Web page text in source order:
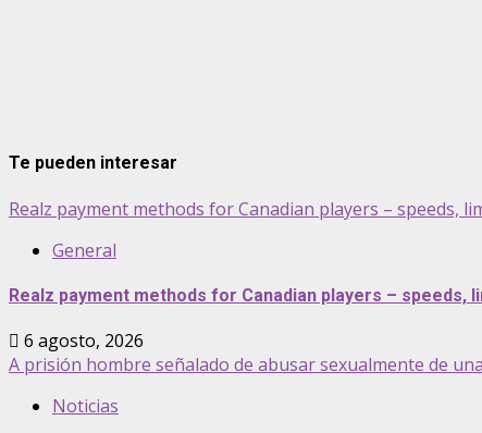
Te pueden interesar
Realz payment methods for Canadian players – speeds,
General
Realz payment methods for Canadian players – speeds,
6 agosto, 2026
A prisión hombre señalado de abusar sexualmente de
Noticias